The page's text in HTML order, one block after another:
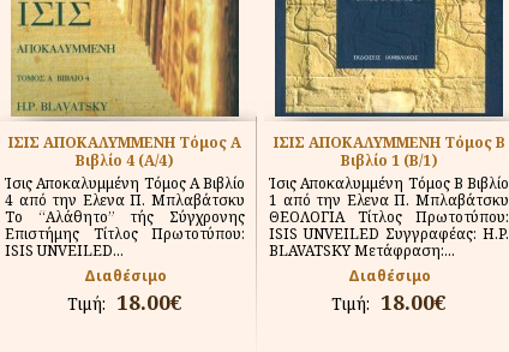
ΙΣΙΣ ΑΠΟΚΑΛΥΜΜΕΝΗ Τόμος Α
Βιβλίο 4 (Α/4)
Ίσις Αποκαλυμμένη Τόμος Α Βιβλίο
4 από την Ελενα Π. Μπλαβάτσκυ
Το “Αλάθητο” τής Σύγχρονης
Επιστήμης Τίτλος Πρωτοτύπου:
ISIS UNVEILED...
Διαθέσιμο
Τιμή: 18.00€
ΙΣΙΣ ΑΠΟΚΑΛΥΜΜΕΝΗ Τόμος Β
Βιβλίο 1 (Β/1)
Ίσις Αποκαλυμμένη Τόμος Β Βιβλίο
1 από την Ελενα Π. Μπλαβάτσκυ
ΘΕΟΛΟΓΙΑ Τίτλος Πρωτοτύπου:
ISIS UNVEILED Συγγραφέας: H.P.
BLAVATSKY Μετάφραση:...
Διαθέσιμο
Τιμή: 18.00€